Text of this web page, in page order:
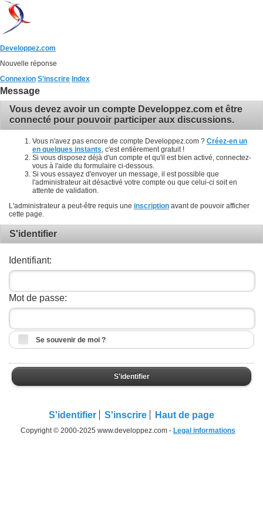
Developpez.com
Nouvelle réponse
Connexion S'inscrire Index
Message
Vous devez avoir un compte Developpez.com et être
connecté pour pouvoir participer aux discussions.
Vous n'avez pas encore de compte Developpez.com ? Créez-en un
en quelques instants , c'est entièrement gratuit !
Si vous disposez déjà d'un compte et qu'il est bien activé, connectez-
vous à l'aide du formulaire ci-dessous.
Si vous essayez d'envoyer un message, il est possible que
l'administrateur ait désactivé votre compte ou que celui-ci soit en
attente de validation.
L'administrateur a peut-être requis une inscription avant de pouvoir afficher
cette page.
S'identifier
Identifiant:
Mot de passe:
Se souvenir de moi ?
S'identifier
S'identifier S'inscrire Haut de page
Copyright © 2000-2025 www.developpez.com - Legal informations